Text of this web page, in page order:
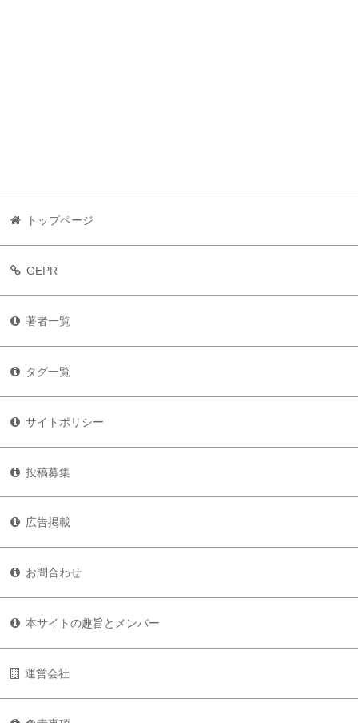
トップページ
GEPR
著者一覧
タグ一覧
サイトポリシー
投稿募集
広告掲載
お問合わせ
本サイトの趣旨とメンバー
運営会社